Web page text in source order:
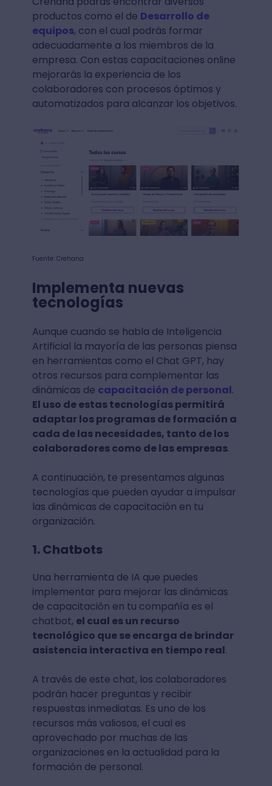
productos como el de Desarrollo de
equipos, con el cual podrás formar
adecuadamente a los miembros de la
empresa. Con estas capacitaciones online
mejorarás la experiencia de los
colaboradores con procesos óptimos y
automatizados para alcanzar los objetivos.
Fuente: Crehana
Implementa nuevas
tecnologías
Aunque cuando se habla de Inteligencia
Artificial la mayoría de las personas piensa
en herramientas como el Chat GPT, hay
otros recursos para complementar las
dinámicas de capacitación de personal.
El uso de estas tecnologías permitirá
adaptar los programas de formación a
cada de las necesidades, tanto de los
colaboradores como de las empresas.
A continuación, te presentamos algunas
tecnologías que pueden ayudar a impulsar
las dinámicas de capacitación en tu
organización.
1. Chatbots
Una herramienta de IA que puedes
implementar para mejorar las dinámicas
de capacitación en tu compañía es el
chatbot, el cual es un recurso
tecnológico que se encarga de brindar
asistencia interactiva en tiempo real.
A través de este chat, los colaboradores
podrán hacer preguntas y recibir
respuestas inmediatas. Es uno de los
recursos más valiosos, el cual es
aprovechado por muchas de las
organizaciones en la actualidad para la
formación de personal.